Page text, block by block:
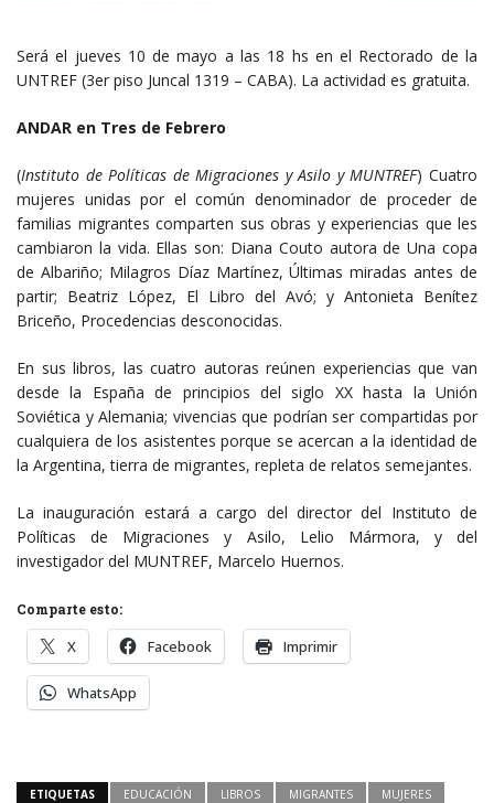
Será el jueves 10 de mayo a las 18 hs en el Rectorado de la
UNTREF (3er piso Juncal 1319 – CABA). La actividad es gratuita.
ANDAR en Tres de Febrero
(Instituto de Políticas de Migraciones y Asilo y MUNTREF) Cuatro
mujeres unidas por el común denominador de proceder de
familias migrantes comparten sus obras y experiencias que les
cambiaron la vida. Ellas son: Diana Couto autora de Una copa
de Albariño; Milagros Díaz Martínez, Últimas miradas antes de
partir; Beatriz López, El Libro del Avó; y Antonieta Benítez
Briceño, Procedencias desconocidas.
En sus libros, las cuatro autoras reúnen experiencias que van
desde la España de principios del siglo XX hasta la Unión
Soviética y Alemania; vivencias que podrían ser compartidas por
cualquiera de los asistentes porque se acercan a la identidad de
la Argentina, tierra de migrantes, repleta de relatos semejantes.
La inauguración estará a cargo del director del Instituto de
Políticas de Migraciones y Asilo, Lelio Mármora, y del
investigador del MUNTREF, Marcelo Huernos.
Comparte esto:
X Facebook Imprimir
WhatsApp
ETIQUETAS EDUCACIÓN LIBROS MIGRANTES MUJERES